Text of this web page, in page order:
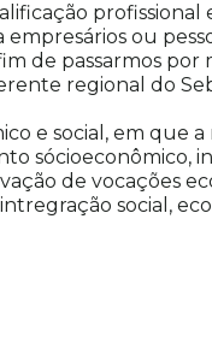
ou
de passarmos
regional do
e social, em que
sócioeconômico,
de vocações
social,